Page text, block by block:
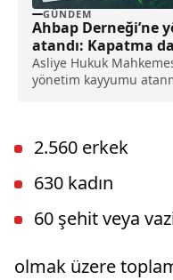
GÜNDEM
Ahbap Derneği’ne
atandı: Kapatma
Asliye Hukuk
yönetim kayyumu
2.560 erkek
630 kadın
60 şehit veya
olmak üzere